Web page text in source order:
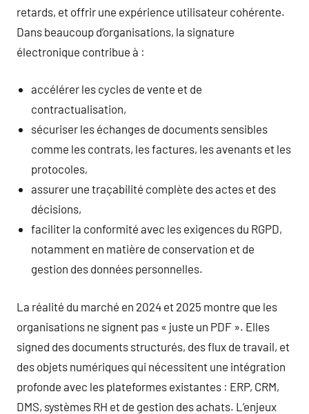
retards, et offrir une expérience utilisateur cohérente.
Dans beaucoup d’organisations, la signature
électronique contribue à :
accélérer les cycles de vente et de
contractualisation,
sécuriser les échanges de documents sensibles
comme les contrats, les factures, les avenants et les
protocoles,
assurer une traçabilité complète des actes et des
décisions,
faciliter la conformité avec les exigences du RGPD,
notamment en matière de conservation et de
gestion des données personnelles.
La réalité du marché en 2024 et 2025 montre que les
organisations ne signent pas « juste un PDF ». Elles
signed des documents structurés, des flux de travail, et
des objets numériques qui nécessitent une intégration
profonde avec les plateformes existantes : ERP, CRM,
DMS, systèmes RH et de gestion des achats. L’enjeux